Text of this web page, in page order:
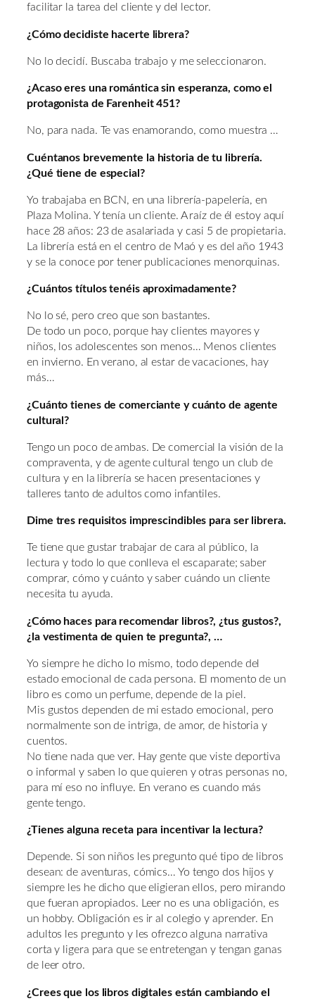
facilitar la tarea del cliente y del lector.
¿Cómo decidiste hacerte librera?
No lo decidí. Buscaba trabajo y me seleccionaron.
¿Acaso eres una romántica sin esperanza, como el
protagonista de Farenheit 451?
No, para nada. Te vas enamorando, como muestra …
Cuéntanos brevemente la historia de tu librería.
¿Qué tiene de especial?
Yo trabajaba en BCN, en una librería-papelería, en
Plaza Molina. Y tenía un cliente. A raíz de él estoy aquí
hace 28 años: 23 de asalariada y casi 5 de propietaria.
La librería está en el centro de Maó y es del año 1943
y se la conoce por tener publicaciones menorquinas.
¿Cuántos títulos tenéis aproximadamente?
No lo sé, pero creo que son bastantes.
De todo un poco, porque hay clientes mayores y
niños, los adolescentes son menos… Menos clientes
en invierno. En verano, al estar de vacaciones, hay
más…
¿Cuánto tienes de comerciante y cuánto de agente
cultural?
Tengo un poco de ambas. De comercial la visión de la
compraventa, y de agente cultural tengo un club de
cultura y en la librería se hacen presentaciones y
talleres tanto de adultos como infantiles.
Dime tres requisitos imprescindibles para ser librera.
Te tiene que gustar trabajar de cara al público, la
lectura y todo lo que conlleva el escaparate; saber
comprar, cómo y cuánto y saber cuándo un cliente
necesita tu ayuda.
¿Cómo haces para recomendar libros?, ¿tus gustos?,
¿la vestimenta de quien te pregunta?, …
Yo siempre he dicho lo mismo, todo depende del
estado emocional de cada persona. El momento de un
libro es como un perfume, depende de la piel.
Mis gustos dependen de mi estado emocional, pero
normalmente son de intriga, de amor, de historia y
cuentos.
No tiene nada que ver. Hay gente que viste deportiva
o informal y saben lo que quieren y otras personas no,
para mí eso no influye. En verano es cuando más
gente tengo.
¿Tienes alguna receta para incentivar la lectura?
Depende. Si son niños les pregunto qué tipo de libros
desean: de aventuras, cómics… Yo tengo dos hijos y
siempre les he dicho que eligieran ellos, pero mirando
que fueran apropiados. Leer no es una obligación, es
un hobby. Obligación es ir al colegio y aprender. En
adultos les pregunto y les ofrezco alguna narrativa
corta y ligera para que se entretengan y tengan ganas
de leer otro.
¿Crees que los libros digitales están cambiando el